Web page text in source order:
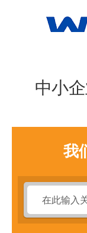
中小
我